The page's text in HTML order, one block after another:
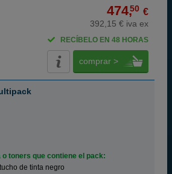
474,50 €
392,15 € iva ex
RECÍBELO EN 48 HORAS
comprar >
toners que contiene el pack:
de tinta negro